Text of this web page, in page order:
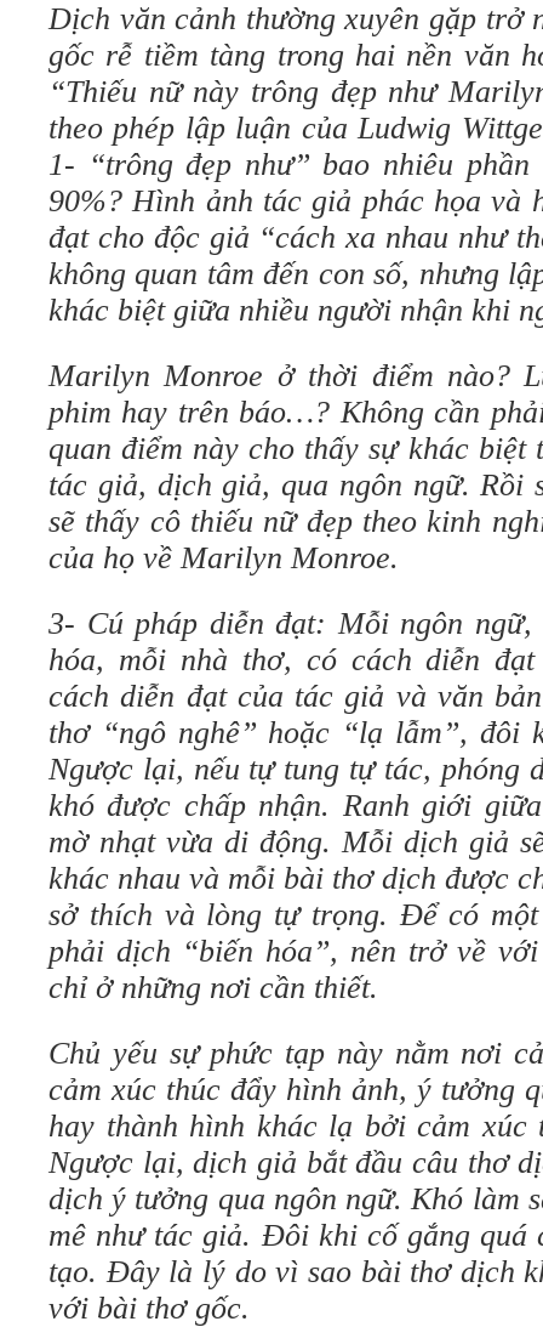
Dịch văn cảnh thường xuyên gặp trở
gốc rễ tiềm tàng trong hai nền văn
“Thiếu nữ này trông đẹp như
theo phép lập luận của Ludwig
1- “trông đẹp như” bao nhiêu
90%? Hình ảnh tác giả phác họa và
đạt cho độc giả “cách xa nhau như
không quan tâm đến con số, nhưng
khác biệt giữa nhiều người nhận khi
Marilyn Monroe ở thời điểm nào?
phim hay trên báo…? Không cần
quan điểm này cho thấy sự khác
tác giả, dịch giả, qua ngôn ngữ. Rồi
sẽ thấy cô thiếu nữ đẹp theo kinh
của họ về Marilyn Monroe.
3- Cú pháp diễn đạt: Mỗi ngôn
hóa, mỗi nhà thơ, có cách diễn
cách diễn đạt của tác giả và văn
thơ “ngô nghê” hoặc “lạ lẫm”, đôi
Ngược lại, nếu tự tung tự tác, phóng
khó được chấp nhận. Ranh giới
mờ nhạt vừa di động. Mỗi dịch giả
khác nhau và mỗi bài thơ dịch được
sở thích và lòng tự trọng. Để có
phải dịch “biến hóa”, nên trở về
chỉ ở những nơi cần thiết.
Chủ yếu sự phức tạp này nằm nơi
cảm xúc thúc đẩy hình ảnh, ý tưởng
hay thành hình khác lạ bởi cảm xúc
Ngược lại, dịch giả bắt đầu câu thơ
dịch ý tưởng qua ngôn ngữ. Khó làm
mê như tác giả. Đôi khi cố gắng quá
tạo. Đây là lý do vì sao bài thơ dịch
với bài thơ gốc.